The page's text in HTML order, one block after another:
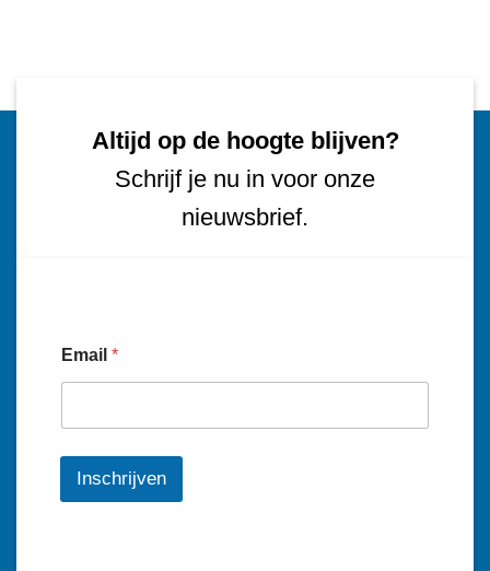
Altijd op de hoogte blijven?
Schrijf je nu in voor onze
nieuwsbrief.
Email *
Inschrijven